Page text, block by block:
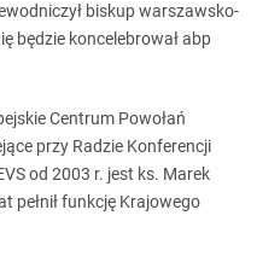
biskup warszawsko-
będzie koncelebrował abp
Centrum Powołań
przy Radzie Konferencji
od 2003 r. jest ks. Marek
pełnił funkcję Krajowego